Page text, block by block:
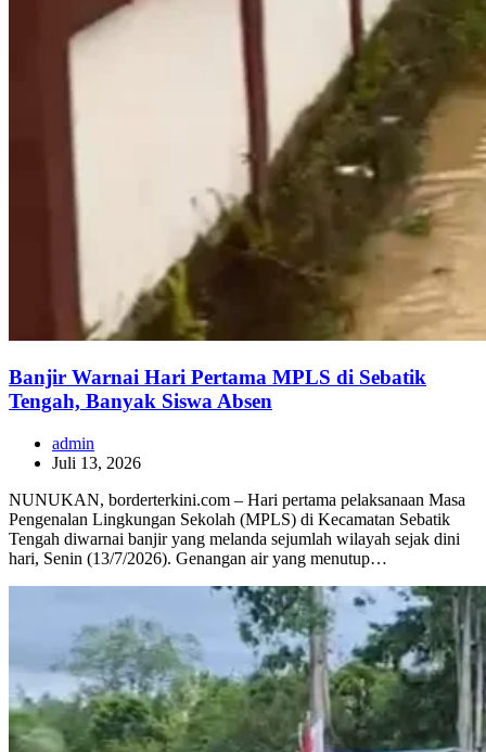
Banjir Warnai Hari Pertama MPLS di Sebatik
Tengah, Banyak Siswa Absen
admin
Juli 13, 2026
NUNUKAN, borderterkini.com – Hari pertama pelaksanaan Masa
Pengenalan Lingkungan Sekolah (MPLS) di Kecamatan Sebatik
Tengah diwarnai banjir yang melanda sejumlah wilayah sejak dini
hari, Senin (13/7/2026). Genangan air yang menutup…